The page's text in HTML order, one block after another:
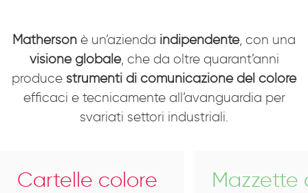
Matherson è un’azienda indipendente, con una
visione globale, che da oltre quarant’anni
produce strumenti di comunicazione del colore
efficaci e tecnicamente all’avanguardia per
svariati settori industriali.
Cartelle colore Mazzette